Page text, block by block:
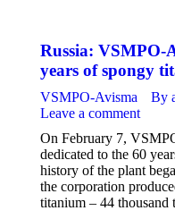
Russia: VSMPO-
years of spongy
VSMPO-Avisma By
Leave a comment
On February 7,
dedicated to the 60
history of the plant
the corporation
titanium – 44 thousand